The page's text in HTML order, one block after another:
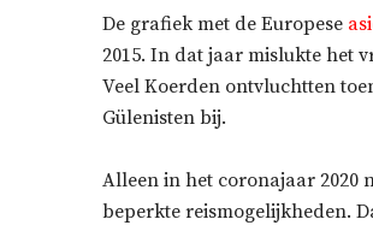
De grafiek met de Europese
2015. In dat jaar mislukte het
Veel Koerden ontvluchtten
Gülenisten bij.
Alleen in het coronajaar 2020
beperkte reismogelijkheden.